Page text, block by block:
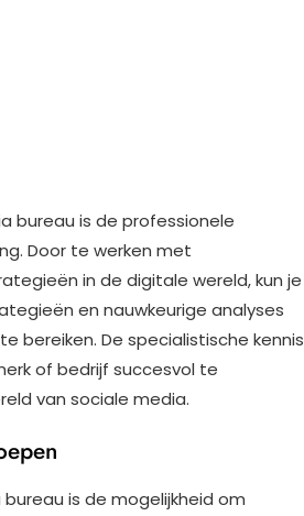
bureau is de professionele
Door te werken met
in de digitale wereld, kun je
en nauwkeurige analyses
bereiken. De specialistische kennis
of bedrijf succesvol te
van sociale media.
is de mogelijkheid om